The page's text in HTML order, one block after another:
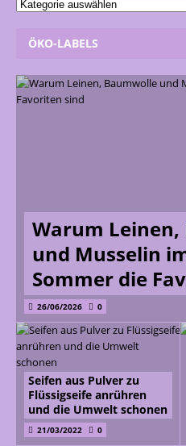
ÖKO-LABELS
Warum
und Musselin
Sommer die
26/06/2026 0
Seifen aus Pulver zu
Flüssigseife anrühren
und die Umwelt schonen
21/03/2022 0